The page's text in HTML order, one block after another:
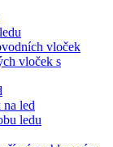
vloček
vloček s
led
ledu